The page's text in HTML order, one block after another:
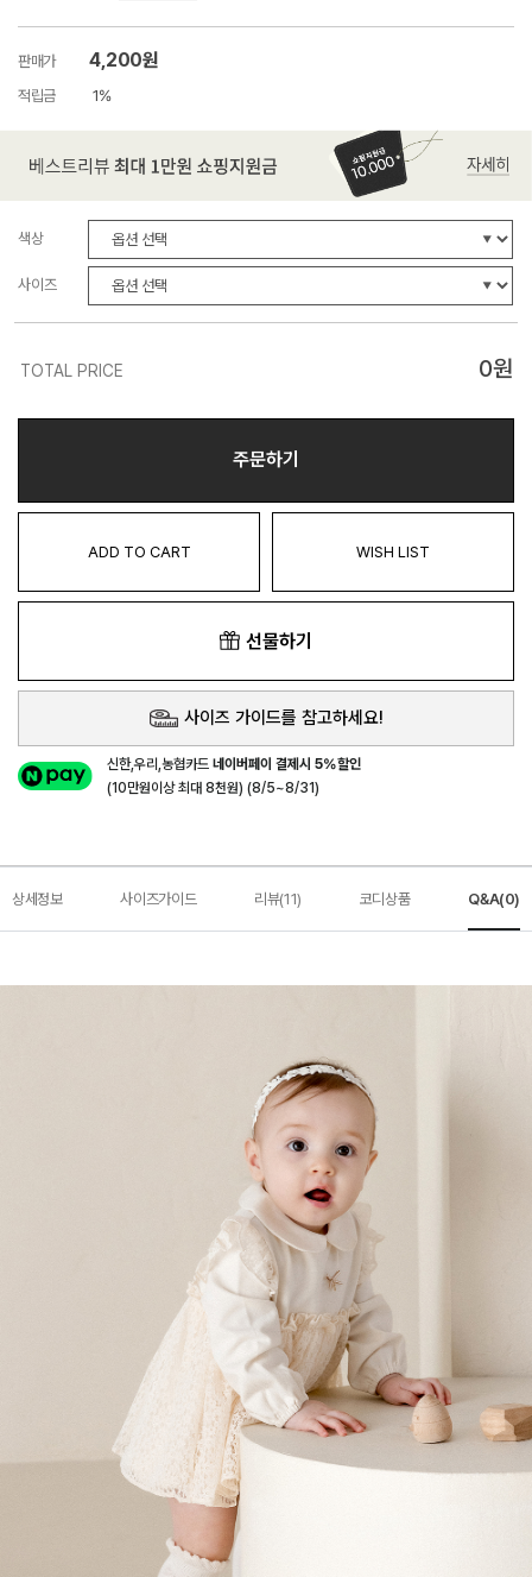
판매가 4,200원
적립금 1%
색상
사이즈
TOTAL PRICE 0원
주문하기
ADD TO CART WISH LIST
선물하기
사이즈 가이드를 참고하세요!
신한,우리,농협카드네이버페이 결제시 5%할인
(10만원이상 최대 8천원) (8/5~8/31)
상세정보 사이즈가이드 리뷰(11) 코디상품 Q&A(0)